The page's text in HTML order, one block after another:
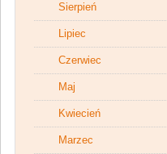
Sierpień
Lipiec
Czerwiec
Maj
Kwiecień
Marzec